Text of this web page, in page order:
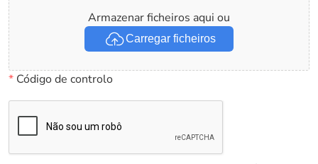
Armazenar ficheiros aqui ou
Carregar ficheiros
*Código de controlo